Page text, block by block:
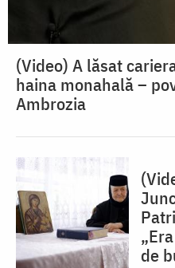
(Video) A lăsat
haina monahală –
Ambrozia
de